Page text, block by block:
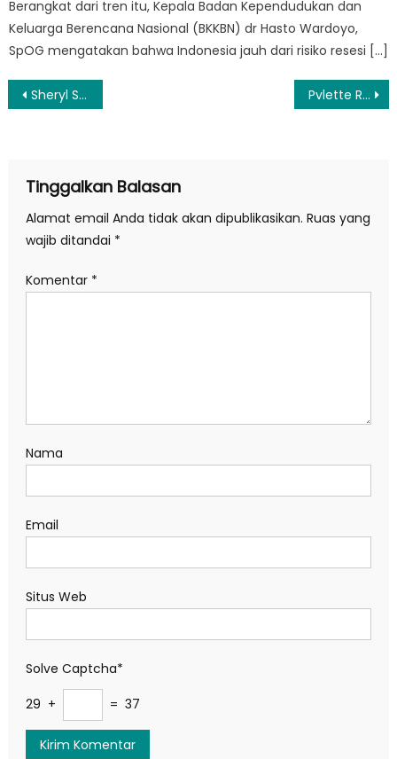
Berangkat dari tren itu, Kepala Badan Kependudukan dan
Keluarga Berencana Nasional (BKKBN) dr Hasto Wardoyo,
SpOG mengatakan bahwa Indonesia jauh dari risiko resesi […]
Navigasi
Sheryl Sheinafia Rilis MV ‘Siapa Suruh Jatuh Cinta?’ tentang Kisah Cinta Terlarang Pvlette Rilis Album ‘Semakin Buram dan Percuma’ Padukan Rock Alternatif Post-Rock Atmosferik
Tinggalkan Balasan
Alamat email Anda tidak akan dipublikasikan. Ruas yang
wajib ditandai *
Komentar *
Nama
Email
Situs Web
Solve Captcha*
29 +
= 37